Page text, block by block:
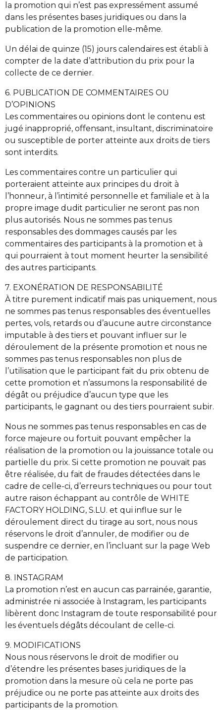
la promotion qui n’est pas expressément assumé
dans les présentes bases juridiques ou dans la
publication de la promotion elle-même.
Un délai de quinze (15) jours calendaires est établi à
compter de la date d’attribution du prix pour la
collecte de ce dernier.
6. PUBLICATION DE COMMENTAIRES OU
D’OPINIONS
Les commentaires ou opinions dont le contenu est
jugé inapproprié, offensant, insultant, discriminatoire
ou susceptible de porter atteinte aux droits de tiers
sont interdits.
Les commentaires contre un particulier qui
porteraient atteinte aux principes du droit à
l’honneur, à l’intimité personnelle et familiale et à la
propre image dudit particulier ne seront pas non
plus autorisés. Nous ne sommes pas tenus
responsables des dommages causés par les
commentaires des participants à la promotion et à
qui pourraient à tout moment heurter la sensibilité
des autres participants.
7. EXONÉRATION DE RESPONSABILITÉ
À titre purement indicatif mais pas uniquement, nous
ne sommes pas tenus responsables des éventuelles
pertes, vols, retards ou d’aucune autre circonstance
imputable à des tiers et pouvant influer sur le
déroulement de la présente promotion et nous ne
sommes pas tenus responsables non plus de
l’utilisation que le participant fait du prix obtenu de
cette promotion et n’assumons la responsabilité de
dégât ou préjudice d’aucun type que les
participants, le gagnant ou des tiers pourraient subir.
Nous ne sommes pas tenus responsables en cas de
force majeure ou fortuit pouvant empêcher la
réalisation de la promotion ou la jouissance totale ou
partielle du prix. Si cette promotion ne pouvait pas
être réalisée, du fait de fraudes détectées dans le
cadre de celle-ci, d’erreurs techniques ou pour tout
autre raison échappant au contrôle de WHITE
FACTORY HOLDING, S.LU. et qui influe sur le
déroulement direct du tirage au sort, nous nous
réservons le droit d’annuler, de modifier ou de
suspendre ce dernier, en l’incluant sur la page Web
de participation.
8. INSTAGRAM
La promotion n’est en aucun cas parrainée, garantie,
administrée ni associée à Instagram, les participants
libèrent donc Instagram de toute responsabilité pour
les éventuels dégâts découlant de celle-ci.
9. MODIFICATIONS
Nous nous réservons le droit de modifier ou
d’étendre les présentes bases juridiques de la
promotion dans la mesure où cela ne porte pas
préjudice ou ne porte pas atteinte aux droits des
participants de la promotion.